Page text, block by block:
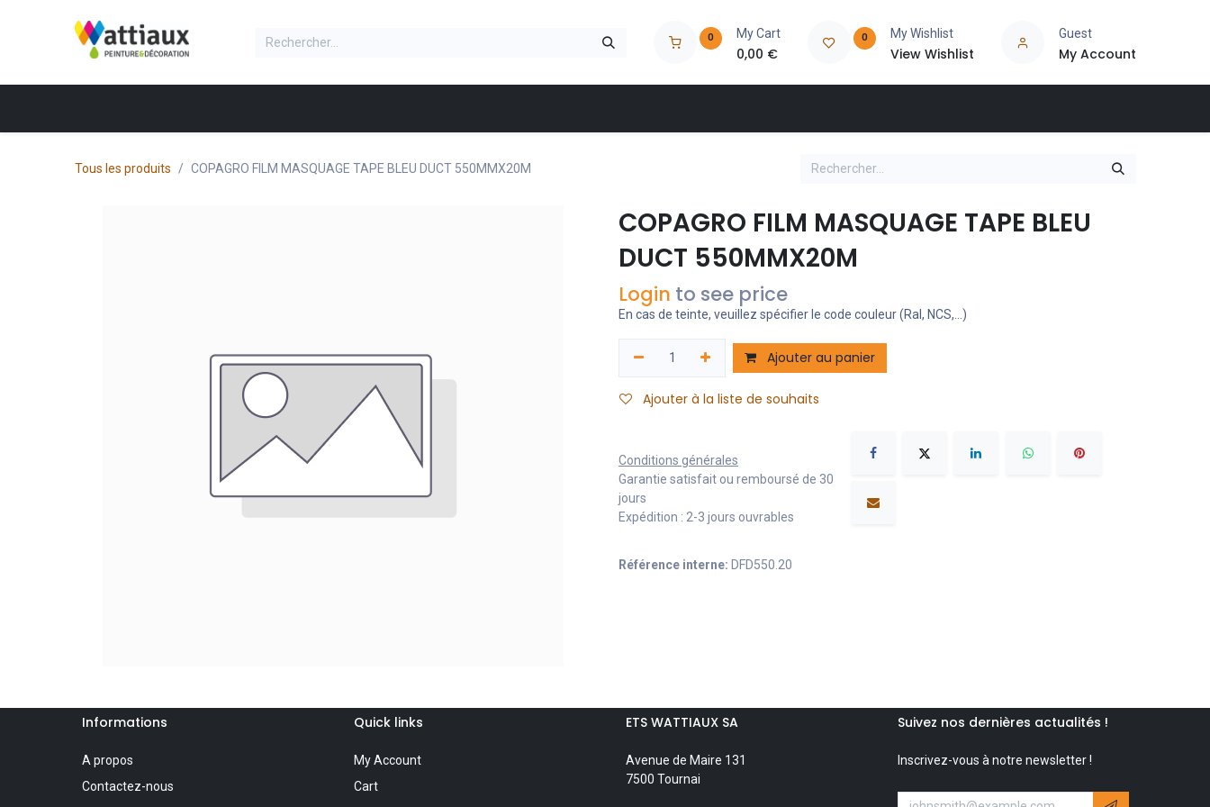
0 My Cart
0,00 €
0 My Wishlist
View Wishlist
Guest
My Account
Tous les produits COPAGRO FILM MASQUAGE TAPE BLEU DUCT 550MMX20M
COPAGRO FILM MASQUAGE TAPE BLEU
DUCT 550MMX20M
Login to see price
En cas de teinte, veuillez spécifier le code couleur (Ral, NCS,...)
Ajouter au panier
Ajouter à la liste de souhaits
Conditions générales
Garantie satisfait ou remboursé de 30
jours
Expédition : 2-3 jours ouvrables
Référence interne: DFD550.20
Informations
A propos
Contactez-nous
Quick links
My Account
Cart
ETS WATTIAUX SA
Avenue de Maire 131
7500 Tournai
Suivez nos dernières actualités !
Inscrivez-vous à notre newsletter !